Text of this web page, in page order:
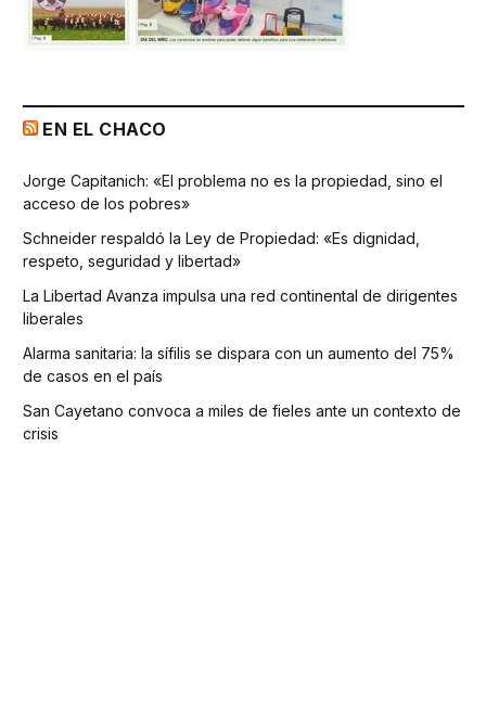
EN EL CHACO
Jorge Capitanich: «El problema no es la propiedad, sino el
acceso de los pobres»
Schneider respaldó la Ley de Propiedad: «Es dignidad,
respeto, seguridad y libertad»
La Libertad Avanza impulsa una red continental de dirigentes
liberales
Alarma sanitaria: la sífilis se dispara con un aumento del 75%
de casos en el país
San Cayetano convoca a miles de fieles ante un contexto de
crisis